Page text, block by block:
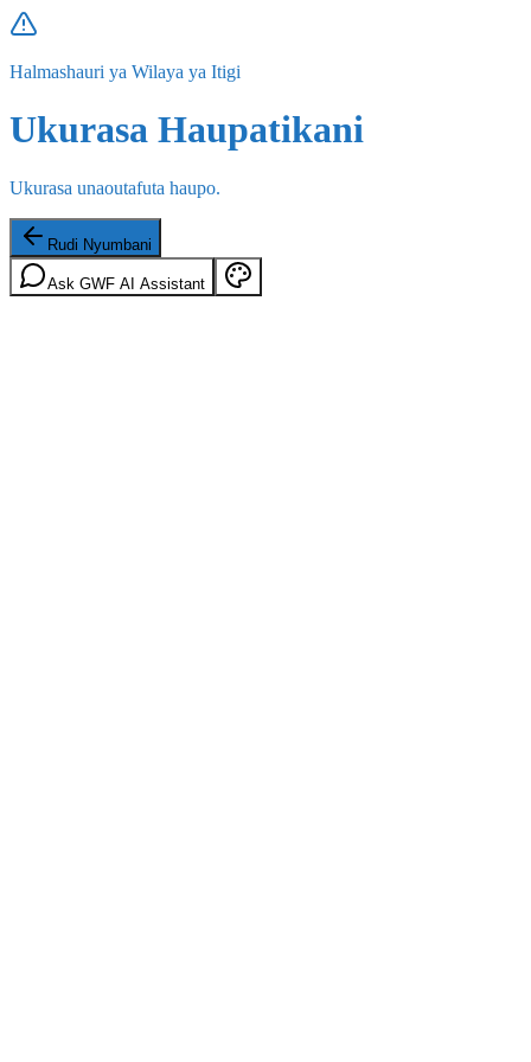
Halmashauri ya Wilaya ya Itigi
Ukurasa Haupatikani
Ukurasa unaoutafuta haupo.
Rudi Nyumbani
Ask GWF AI Assistant